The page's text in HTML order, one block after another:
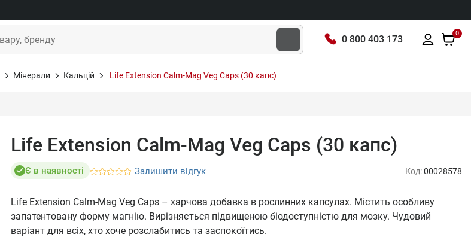
0 800 403 173
0
Мінерали Кальцій Life Extension Calm-Mag Veg Caps (30 капс)
Life Extension Calm-Mag Veg Caps (30 капс)
Є в наявності Залишити відгук Код:00028578
Life Extension Calm-Mag Veg Caps – харчова добавка в рослинних капсулах. Містить особливу
запатентовану форму магнію. Вирізняється підвищеною біодоступністю для мозку. Чудовий
варіант для всіх, хто хоче розслабитись та заспокоїтись.